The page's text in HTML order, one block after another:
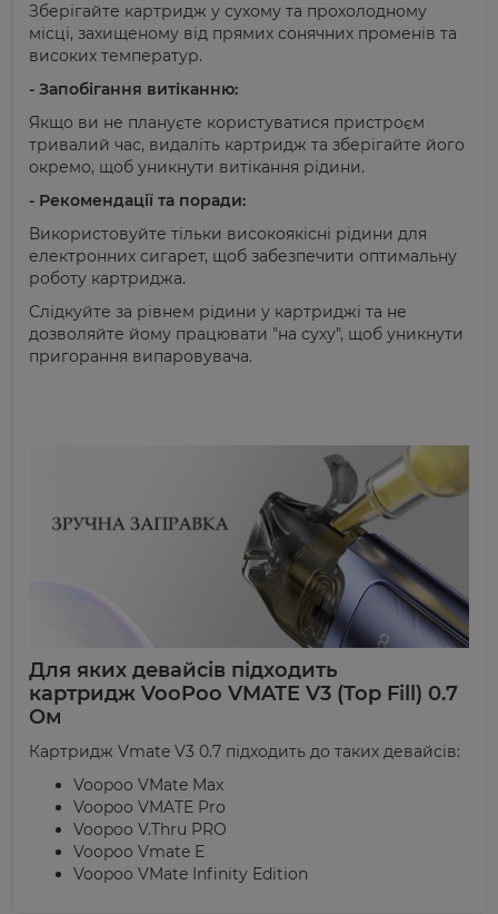
Зберігайте картридж у сухому та прохолодному
місці, захищеному від прямих сонячних променів та
високих температур.
- Запобігання витіканню:
Якщо ви не плануєте користуватися пристроєм
тривалий час, видаліть картридж та зберігайте його
окремо, щоб уникнути витікання рідини.
- Рекомендації та поради:
Використовуйте тільки високоякісні рідини для
електронних сигарет, щоб забезпечити оптимальну
роботу картриджа.
Слідкуйте за рівнем рідини у картриджі та не
дозволяйте йому працювати "на суху", щоб уникнути
пригорання випаровувача.
Для яких девайсів підходить
картридж VooPoo VMATE V3 (Top Fill) 0.7
Ом
Картридж Vmate V3 0.7 підходить до таких девайсів:
Voopoo VMate Max
Voopoo VMATE Pro
Voopoo V.Thru PRO
Voopoo Vmate E
Voopoo VMate Infinity Edition